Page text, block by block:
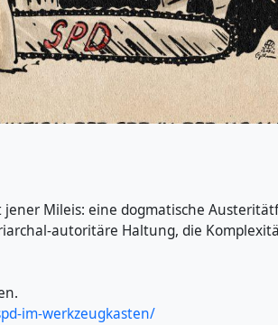
jener Mileis: eine dogmatische
autoritäre Haltung, die
im-werkzeugkasten/